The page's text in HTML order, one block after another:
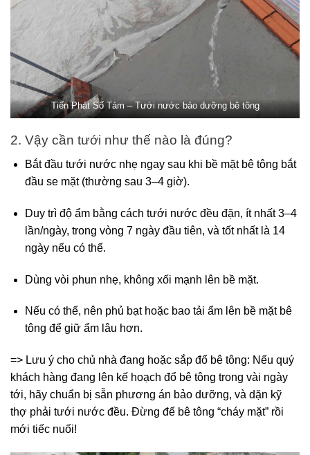
Tiến Phát Số Tám – Tưới nước bảo dưỡng bê tông
2. Vậy cần tưới như thế nào là đúng?
Bắt đầu tưới nước nhẹ ngay sau khi bề mặt bê tông bắt
đầu se mặt (thường sau 3–4 giờ).
Duy trì độ ẩm bằng cách tưới nước đều đặn, ít nhất 3–4
lần/ngày, trong vòng 7 ngày đầu tiên, và tốt nhất là 14
ngày nếu có thể.
Dùng vòi phun nhẹ, không xối mạnh lên bề mặt.
Nếu có thể, nên phủ bạt hoặc bao tải ẩm lên bề mặt bê
tông để giữ ẩm lâu hơn.
=> Lưu ý cho chủ nhà đang hoặc sắp đổ bê tông: Nếu quý
khách hàng đang lên kế hoạch đổ bê tông trong vài ngày
tới, hãy chuẩn bị sẵn phương án bảo dưỡng, và dặn kỹ
thợ phải tưới nước đều. Đừng để bê tông “cháy mặt” rồi
mới tiếc nuối!